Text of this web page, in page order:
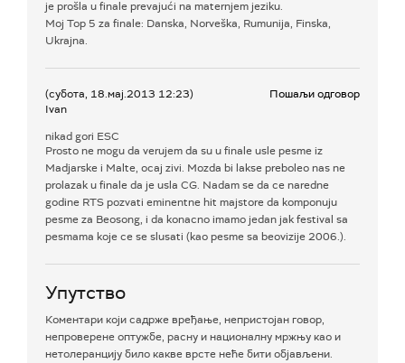
je prošla u finale prevajući na maternjem jeziku.
Moj Top 5 za finale: Danska, Norveška, Rumunija, Finska,
Ukrajna.
(субота, 18.мај.2013 12:23)
Ivan
Пошаљи одговор
nikad gori ESC
Prosto ne mogu da verujem da su u finale usle pesme iz
Madjarske i Malte, ocaj zivi. Mozda bi lakse preboleo nas ne
prolazak u finale da je usla CG. Nadam se da ce naredne
godine RTS pozvati eminentne hit majstore da komponuju
pesme za Beosong, i da konacno imamo jedan jak festival sa
pesmama koje ce se slusati (kao pesme sa beovizije 2006.).
Упутство
Коментари који садрже вређање, непристојан говор,
непроверене оптужбе, расну и националну мржњу као и
нетолеранцију било какве врсте неће бити објављени.